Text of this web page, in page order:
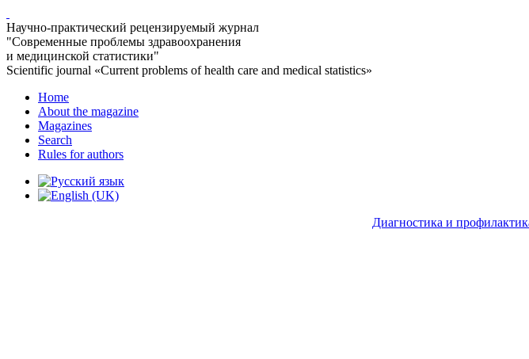
Научно-практический рецензируемый журнал
"Современные проблемы здравоохранения
и медицинской статистики"
Scientific journal «Current problems of health care and medical statistics»
Home
About the magazine
Magazines
Search
Rules for authors
Диагностика и